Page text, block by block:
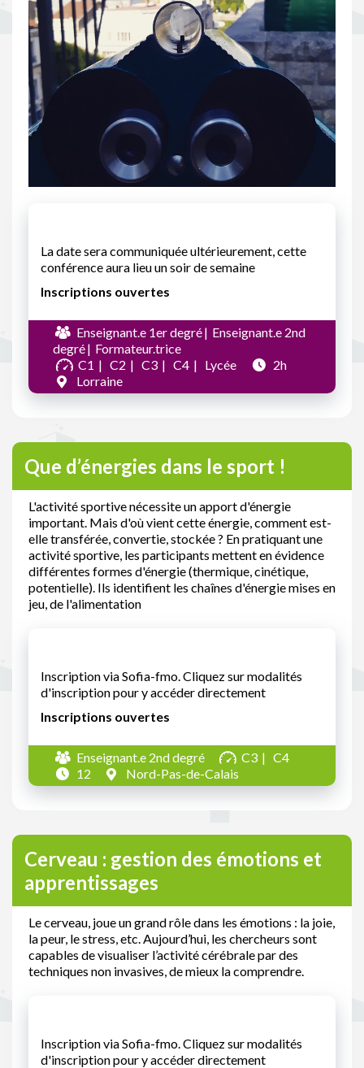
La date sera communiquée ultérieurement, cette
conférence aura lieu un soir de semaine
Inscriptions ouvertes
Enseignant.e 1er degré
Enseignant.e 2nd
degré
Formateur.trice
C1
C2 C3 C4 Lycée
2h
Lorraine
Que d’énergies dans le sport !
L'activité sportive nécessite un apport d'énergie
important. Mais d'où vient cette énergie, comment est-
elle transférée, convertie, stockée ? En pratiquant une
activité sportive, les participants mettent en évidence
différentes formes d'énergie (thermique, cinétique,
potentielle). Ils identifient les chaînes d'énergie mises en
jeu, de l'alimentation
Inscription via Sofia-fmo. Cliquez sur modalités
d'inscription pour y accéder directement
Inscriptions ouvertes
Enseignant.e 2nd degré C3
C4
12
Nord-Pas-de-Calais
Cerveau : gestion des émotions et
apprentissages
Le cerveau, joue un grand rôle dans les émotions : la joie,
la peur, le stress, etc. Aujourd’hui, les chercheurs sont
capables de visualiser l’activité cérébrale par des
techniques non invasives, de mieux la comprendre.
Inscription via Sofia-fmo. Cliquez sur modalités
d'inscription pour y accéder directement